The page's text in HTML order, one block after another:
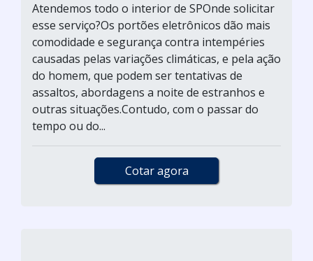
Atendemos todo o interior de SPOnde solicitar
esse serviço?Os portões eletrônicos dão mais
comodidade e segurança contra intempéries
causadas pelas variações climáticas, e pela ação
do homem, que podem ser tentativas de
assaltos, abordagens a noite de estranhos e
outras situações.Contudo, com o passar do
tempo ou do...
Cotar agora